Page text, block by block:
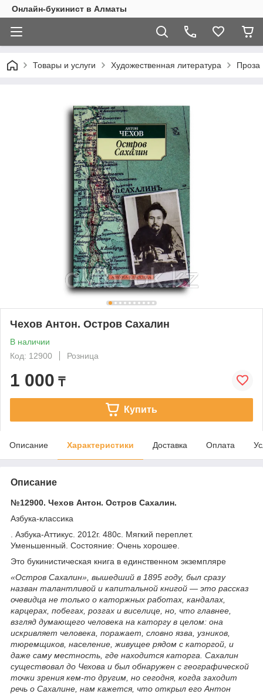
Онлайн-букинист в Алматы
Товары и услуги Художественная литература Проза
Чехов Антон. Остров Сахалин
В наличии
Код: 12900
Розница
1 000 ₸
Купить
Описание Характеристики Доставка Оплата
Описание
№12900. Чехов Антон. Остров Сахалин.
Азбука-классика
. Азбука-Аттикус. 2012г. 480с. Мягкий переплет.
Уменьшенный. Состояние: Очень хорошее.
Это букинистическая книга в единственном экземпляре
«Остров Сахалин», вышедший в 1895 году, был сразу
назван талантливой и капитальной книгой — это рассказ
очевидца не только о каторжных работах, кандалах,
карцерах, побегах, розгах и виселице, но, что главнее,
взгляд думающего человека на каторгу в целом: она
искривляет человека, поражает, словно язва, узников,
тюремщиков, население, живущее рядом с каторгой, и
даже саму местность, где находится каторга. Сахалин
существовал до Чехова и был обнаружен с географической
точки зрения кем-то другим, но сегодня, когда заходит
речь о Сахалине, нам кажется, что открыл его Антон